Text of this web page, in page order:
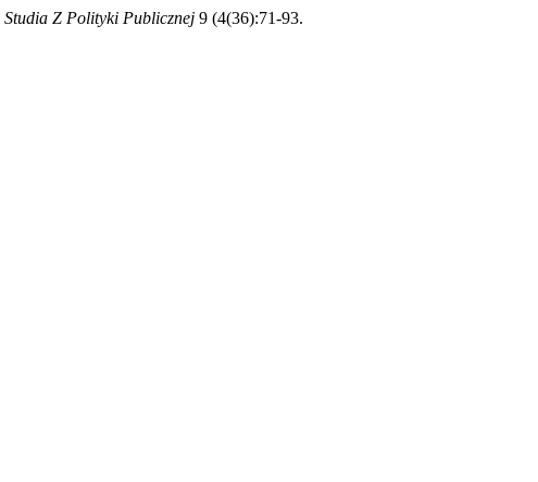
Studia Z Polityki Publicznej 9 (4(36):71-93.